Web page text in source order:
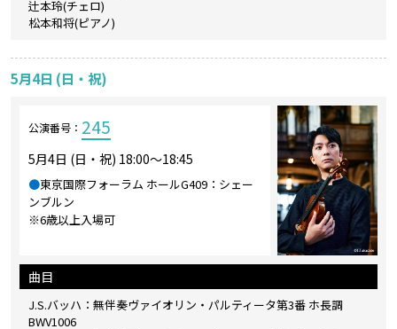
辻本玲(チェロ)
松本和将(ピアノ)
5月4日 (日・祝)
公演番号： 245
5月4日 (日・祝) 18:00～18:45
●東京国際フォーラム ホールG409：シェー
ンブルン
※6歳以上入場可
曲目
J.S.バッハ：無伴奏ヴァイオリン・パルティータ第3番 ホ長調
BWV1006